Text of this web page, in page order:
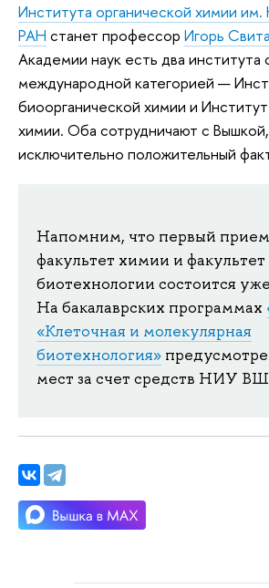
Института органической химии
РАН станет профессор Игорь
Академии наук есть два института
международной категорией —
биоорганической химии и
химии. Оба сотрудничают с
исключительно положительный
Напомним, что первый
факультет химии и
биотехнологии состоится
На бакалаврских программах
«Клеточная и молекулярная
биотехнология»
мест за счет средств НИУ